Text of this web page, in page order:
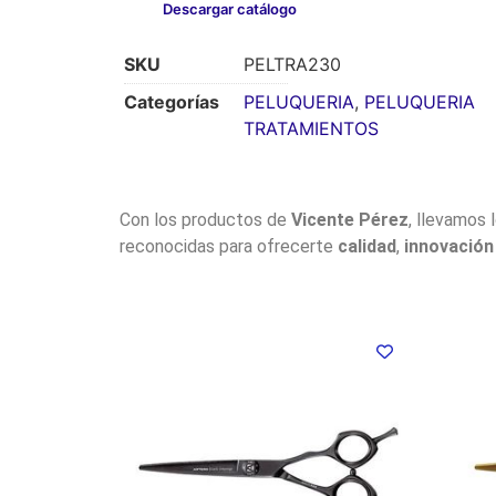
Descargar catálogo
SKU
PELTRA230
Categorías
PELUQUERIA, PELUQUERIA
TRATAMIENTOS
Con los productos de Vicente Pérez, llevamos
reconocidas para ofrecerte calidad, innovación